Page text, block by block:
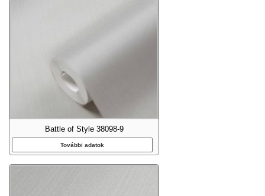
Battle of Style 38098-9
További adatok